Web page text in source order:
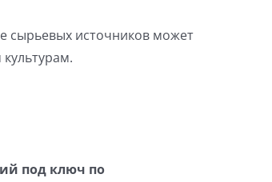
сырьевых источников может
под ключ по